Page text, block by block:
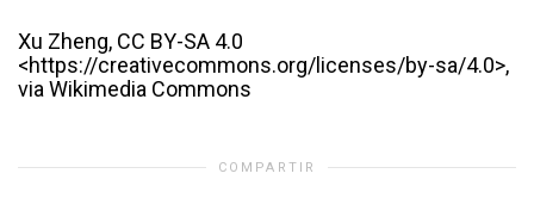
Xu Zheng, CC BY-SA 4.0
<https://creativecommons.org/licenses/by-sa/4.0>,
via Wikimedia Commons
COMPARTIR